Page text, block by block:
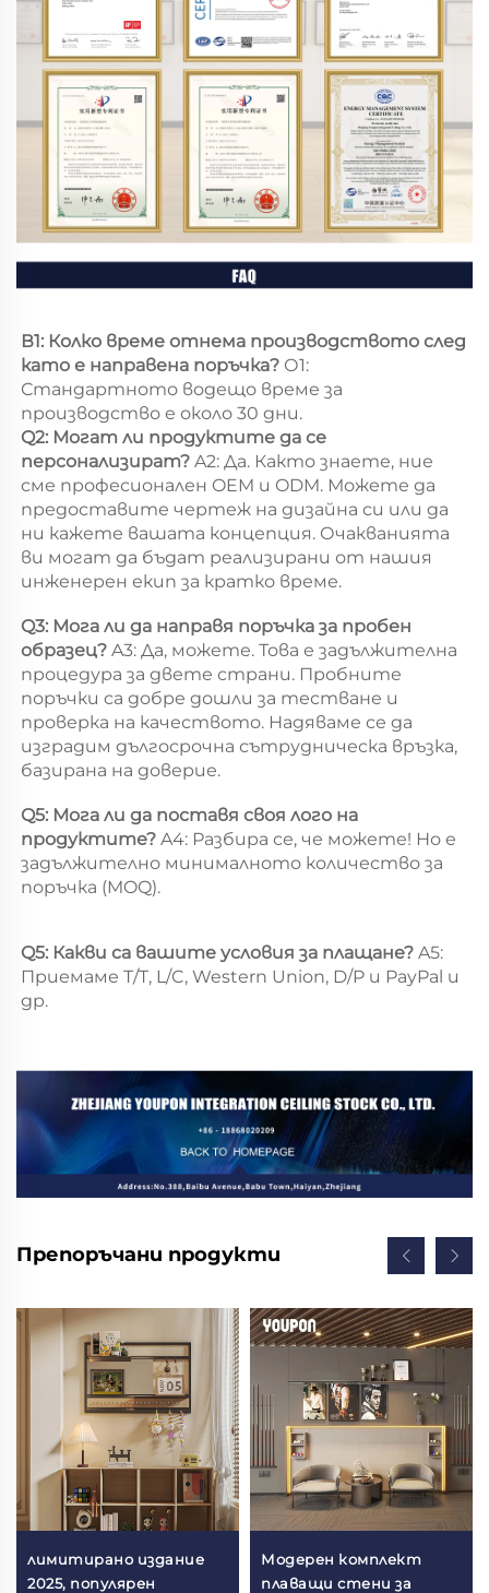
В1: Колко време отнема производството след
като е направена поръчка? О1:
Стандартното водещо време за
производство е около 30 дни.
Q2: Могат ли продуктите да се
персонализират? A2: Да. Както знаете, ние
сме професионален OEM и ODM. Можете да
предоставите чертеж на дизайна си или да
ни кажете вашата концепция. Очакванията
ви могат да бъдат реализирани от нашия
инженерен екип за кратко време.
Q3: Мога ли да направя поръчка за пробен
образец? A3: Да, можете. Това е задължителна
процедура за двете страни. Пробните
поръчки са добре дошли за тестване и
проверка на качеството. Надяваме се да
изградим дългосрочна сътрудническа връзка,
базирана на доверие.
Q5: Мога ли да поставя своя лого на
продуктите? A4: Разбира се, че можете! Но е
задължително минималното количество за
поръчка (MOQ).
Q5: Какви са вашите условия за плащане? A5:
Приемаме T/T, L/C, Western Union, D/P и PayPal и
др.
Препоръчани продукти
лимитирано издание
2025, популярен
Модерен комплект
плаващи стени за